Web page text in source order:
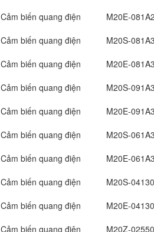
Cảm biến quang điện M20E-
Cảm biến quang điện M20S-
Cảm biến quang điện M20E-
Cảm biến quang điện M20S-
Cảm biến quang điện M20E-
Cảm biến quang điện M20S-
Cảm biến quang điện M20E-
Cảm biến quang điện M20S-
Cảm biến quang điện M20E-
Cảm biến quang điện M20Z-